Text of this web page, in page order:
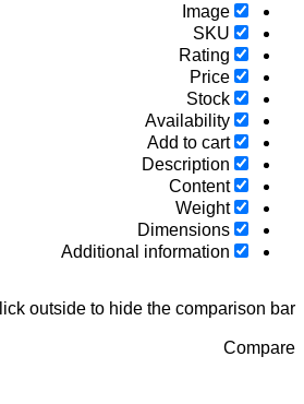
Image
SKU
Rating
Price
Stock
Availability
Add to cart
Description
Content
Weight
Dimensions
Additional information
Click outside to hide the